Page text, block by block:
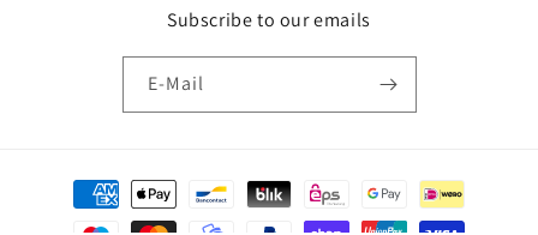
Versandkostenfrei bestellen ab 69€
Subscribe to our emails
E-Mail
Zahlungsmethoden